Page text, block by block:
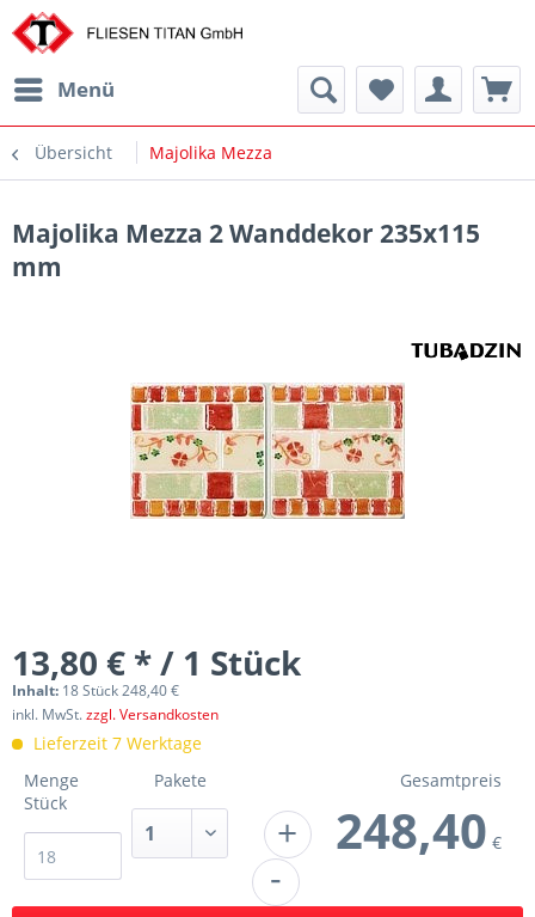
Menü
Übersicht Majolika Mezza
Majolika Mezza 2 Wanddekor 235x115
mm
13,80 € * / 1 Stück
Inhalt: 18 Stück 248,40 €
inkl. MwSt.zzgl. Versandkosten
Lieferzeit 7 Werktage
Menge
Stück
Pakete
+
-
Gesamtpreis
248,40 €